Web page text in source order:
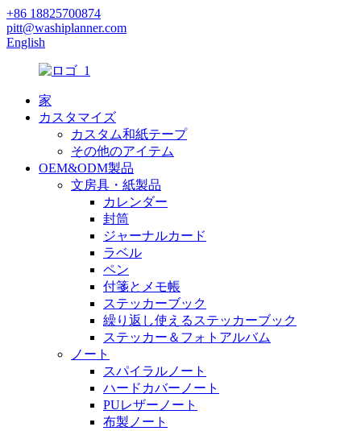
+86 18825700874
pitt@washiplanner.com
English
家
カスタマイズ
カスタム和紙テープ
その他のアイテム
OEM&ODM製品
文房具・紙製品
カレンダー
封筒
ジャーナルカード
ラベル
ペン
付箋とメモ帳
ステッカーブック
繰り返し使えるステッカーブック
ステッカー＆フォトアルバム
ノート
スパイラルノート
ハードカバーノート
PUレザーノート
布製ノート